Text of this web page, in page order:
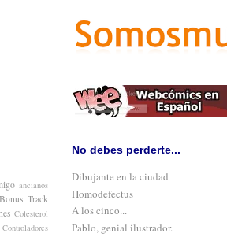
ancianos
Bonus Track
Colesterol
Controladores
No debes perderte...
Dibujante en la ciudad
Homodefectus
A los cinco...
Pablo, genial ilustrador.